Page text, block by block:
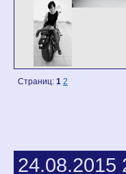
Страниц: 1 2
24.08.2015